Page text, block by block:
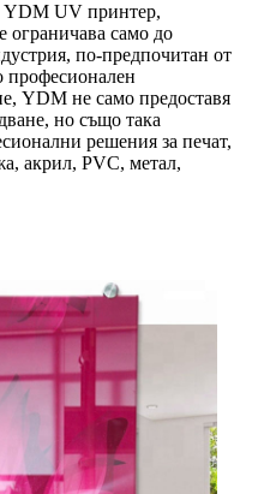
YDM UV принтер,
ограничава само до
по-предпочитан от
професионален
YDM не само предоставя
но също така
решения за печат,
акрил, PVC, метал,